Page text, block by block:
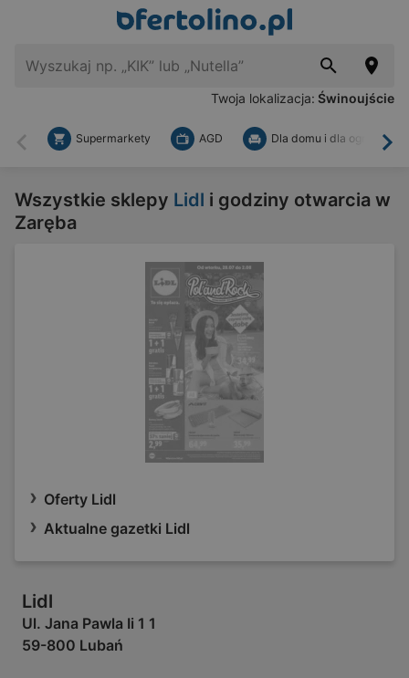
Twoja lokalizacja: Świnoujście
Wstecz
Supermarkety AGD Dla domu i dla ogrodu
Wszystkie sklepy Lidl i godziny otwarcia w
Zaręba
Oferty Lidl
Aktualne gazetki Lidl
Lidl
Ul. Jana Pawla Ii 1 1
59-800 Lubań